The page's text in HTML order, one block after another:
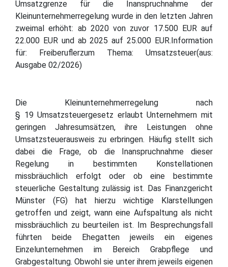
Umsatzgrenze für die Inanspruchnahme der
Kleinunternehmerregelung wurde in den letzten Jahren
zweimal erhöht: ab 2020 von zuvor 17.500 EUR auf
22.000 EUR und ab 2025 auf 25.000 EUR.Information
für: Freiberuflerzum Thema: Umsatzsteuer(aus:
Ausgabe 02/2026)
Die Kleinunternehmerregelung nach
§ 19 Umsatzsteuergesetz erlaubt Unternehmern mit
geringen Jahresumsätzen, ihre Leistungen ohne
Umsatzsteuerausweis zu erbringen. Häufig stellt sich
dabei die Frage, ob die Inanspruchnahme dieser
Regelung in bestimmten Konstellationen
missbräuchlich erfolgt oder ob eine bestimmte
steuerliche Gestaltung zulässig ist. Das Finanzgericht
Münster (FG) hat hierzu wichtige Klarstellungen
getroffen und zeigt, wann eine Aufspaltung als nicht
missbräuchlich zu beurteilen ist. Im Besprechungsfall
führten beide Ehegatten jeweils ein eigenes
Einzelunternehmen im Bereich Grabpflege und
Grabgestaltung. Obwohl sie unter ihrem jeweils eigenen